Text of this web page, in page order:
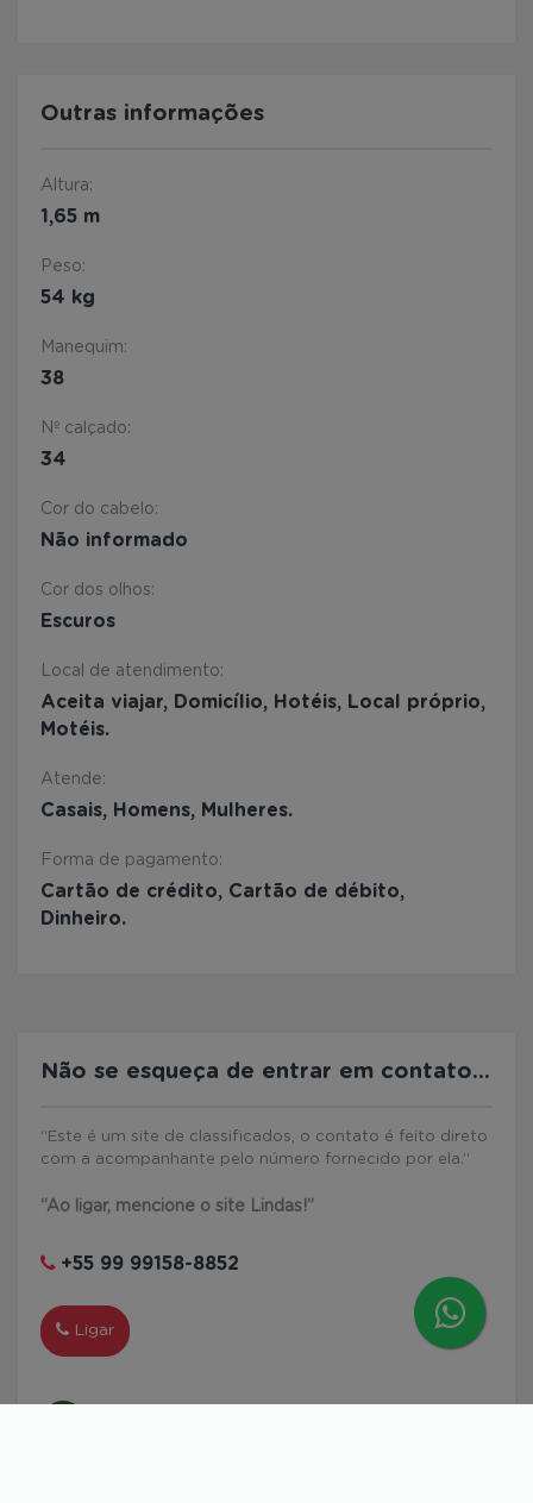
Outras informações
Altura:
1,65 m
Peso:
54 kg
Manequim:
38
Nº calçado:
34
Cor do cabelo:
Não informado
Cor dos olhos:
Escuros
Local de atendimento:
Aceita viajar, Domicílio, Hotéis, Local próprio,
Motéis.
Atende:
Casais, Homens, Mulheres.
Forma de pagamento:
Cartão de crédito, Cartão de débito,
Dinheiro.
Não se esqueça de entrar em contato...
“Este é um site de classificados, o contato é feito direto
com a acompanhante pelo número fornecido por ela.”
“Ao ligar, mencione o site Lindas!”
+55 99 99158-8852
Ligar